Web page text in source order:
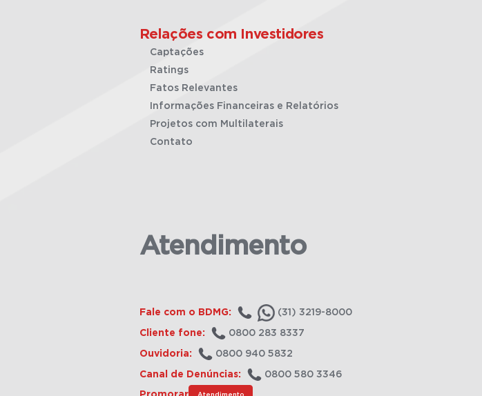
Relações com Investidores
Captações
Ratings
Fatos Relevantes
Informações Financeiras e Relatórios
Projetos com Multilaterais
Contato
Atendimento
Fale com o BDMG: (31) 3219-8000
Cliente fone: 0800 283 8337
Ouvidoria: 0800 940 5832
Canal de Denúncias: 0800 580 3346
Atendimento